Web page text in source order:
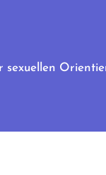
sexuellen